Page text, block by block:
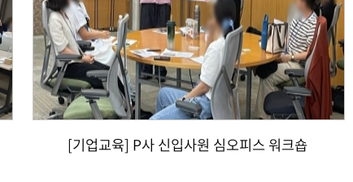
[기업교육] P사 신입사원 심오피스 워크숍